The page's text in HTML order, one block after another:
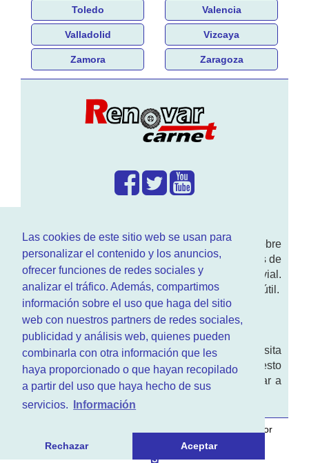
Las cookies de este sitio web se usan para
personalizar el contenido y los anuncios,
ofrecer funciones de redes sociales y
analizar el tráfico. Además, compartimos
información sobre el uso que haga del sitio
web con nuestros partners de redes sociales,
publicidad y análisis web, quienes pueden
combinarla con otra información que les
haya proporcionado o que hayan recopilado
a partir del uso que haya hecho de sus
servicios.
Información
Rechazar Aceptar
Toledo Valencia
Valladolid Vizcaya
Zamora Zaragoza
Enwww.RenovarCarnet.comTe contamos sobre
larenovación del permisode conducir, noticias de
actualidad motor y sobre todo seguridad vial.
Ademas tenemos todo tipo de información DGT útil.
¿Quienes somos?
Quieres saber quien mantiene la pagina, visita
nuestrasección de contacto. Aquí tienes nuesto
aviso legal
. Basicamente no queremos engañar a
nadie.
por
.